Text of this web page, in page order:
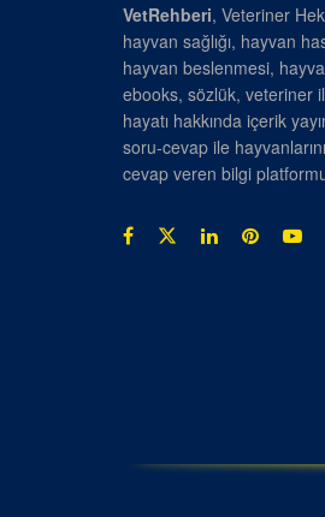
VetRehberi, Veteriner
hayvan sağlığı, hayvan
hayvan beslenmesi,
ebooks, sözlük, veteriner
hayatı hakkında içerik
soru-cevap ile
cevap veren bilgi